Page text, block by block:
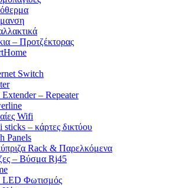
– Προτζέκτορας
Switch
– Repeater
Wifi
sticks – κάρτες δικτύου
Panels
Rack & Παρελκόμενα
– Βύσμα Rj45
Φωτισμός